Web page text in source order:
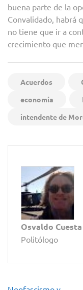
buena parte de la
Convalidado, habrá
no tiene que ir a
crecimiento que
Acuerdos
economía
intendente de
Osvaldo Cuesta
Politólogo